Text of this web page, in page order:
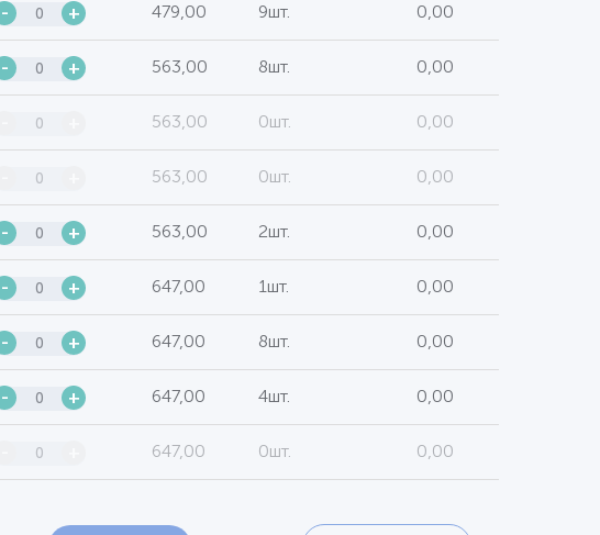
- + 479,00 9шт. 0,00
- + 563,00 8шт. 0,00
563,00 0шт. 0,00
563,00 0шт. 0,00
- + 563,00 2шт. 0,00
- + 647,00 1шт. 0,00
- + 647,00 8шт. 0,00
- + 647,00 4шт. 0,00
647,00 0шт. 0,00